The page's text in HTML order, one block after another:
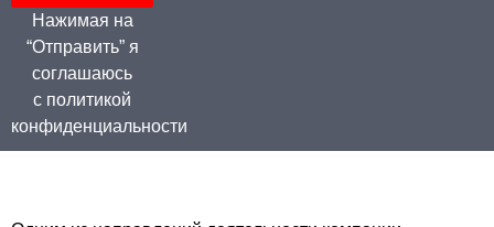
Нажимая на
“Отправить” я
соглашаюсь
с политикой
конфиденциальности